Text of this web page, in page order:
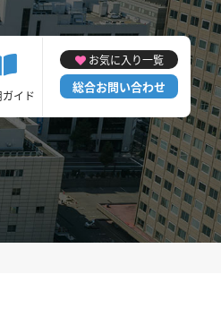
イド
お気に入り一覧
総合お問い合わせ